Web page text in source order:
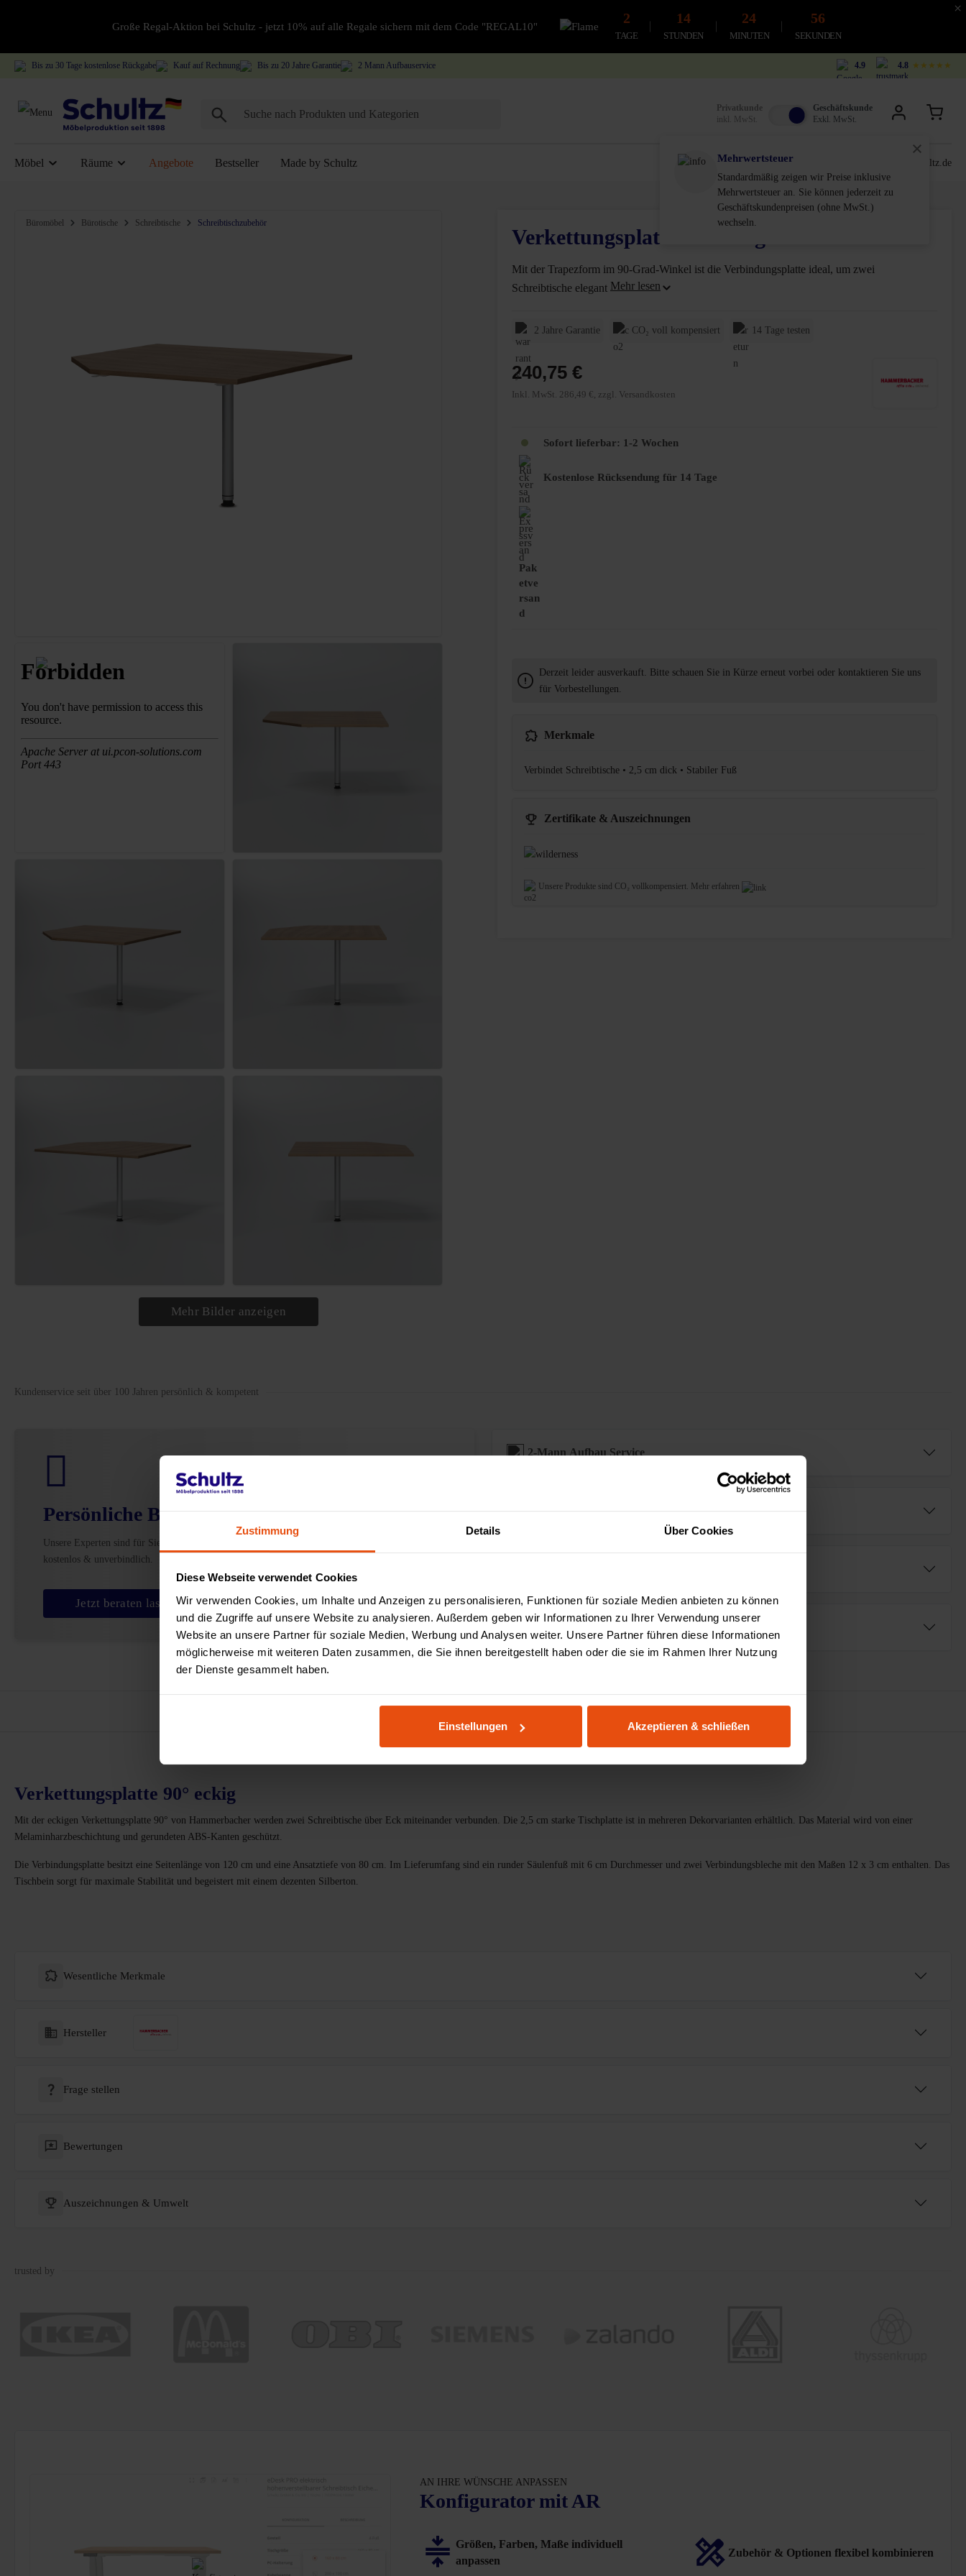
Zustimmung Details Über Cookies
Diese Webseite verwendet Cookies
Wir verwenden Cookies, um Inhalte und Anzeigen zu personalisieren, Funktionen für soziale Medien anbieten zu können
und die Zugriffe auf unsere Website zu analysieren. Außerdem geben wir Informationen zu Ihrer Verwendung unserer
Website an unsere Partner für soziale Medien, Werbung und Analysen weiter. Unsere Partner führen diese Informationen
möglicherweise mit weiteren Daten zusammen, die Sie ihnen bereitgestellt haben oder die sie im Rahmen Ihrer Nutzung
der Dienste gesammelt haben.
Einstellungen Akzeptieren & schließen
×
Große Regal-Aktion bei Schultz - jetzt 10% auf alle Regale sichern mit dem Code "REGAL10"
2
TAGE
14
STUNDEN
24
MINUTEN
55
SEKUNDEN
Bis zu 30 Tage kostenlose Rückgabe Kauf auf Rechnung Bis zu 20 Jahre Garantie 2 Mann Aufbauservice 4.9 4.8 ★★★★★
Privatkunde
inkl. MwSt.
Geschäftskunde
Exkl. MwSt.
Möbel Räume Angebote Bestseller Made by Schultz service@schultz.de
Bildergalerie überspringen
Büromöbel Bürotische Schreibtische Schreibtischzubehör
Mehr Bilder anzeigen
Verkettungsplatte 90° eckig
Mit der Trapezform im 90-Grad-Winkel ist die Verbindungsplatte ideal, um zwei
Schreibtische elegant
2 Jahre Garantie CO₂ voll kompensiert 14 Tage testen
240,75 €
Inkl. MwSt. 286,49 €, zzgl. Versandkosten
Sofort lieferbar: 1-2 Wochen
Kostenlose Rücksendung für 14 Tage
Pak
etve
rsan
d
Derzeit leider ausverkauft. Bitte schauen Sie in Kürze erneut vorbei oder kontaktieren Sie uns
für Vorbestellungen.
Merkmale
Verbindet Schreibtische • 2,5 cm dick • Stabiler Fuß
Zertifikate & Auszeichnungen
Unsere Produkte sind CO₂ vollkompensiert. Mehr erfahren
Kundenservice seit über 100 Jahren persönlich & kompetent
Persönliche Beratung
Unsere Experten sind für Sie da –
kostenlos & unverbindlich.
Jetzt beraten lassen
2-Mann Aufbau Service
Sonderanfertigungen
Verkettungsplatte 90° eckig
Mit der eckigen Verkettungsplatte 90° von Hammerbacher werden zwei Schreibtische über Eck miteinander verbunden. Die 2,5 cm starke Tischplatte ist in mehreren Dekorvarianten erhältlich. Das Material wird von einer
Melaminharzbeschichtung und gerundeten ABS-Kanten geschützt.
Die Verbindungsplatte besitzt eine Seitenlänge von 120 cm und eine Ansatztiefe von 80 cm. Im Lieferumfang sind ein runder Säulenfuß mit 6 cm Durchmesser und zwei Verbindungsbleche mit den Maßen 12 x 3 cm enthalten. Das
Tischbein sorgt für maximale Stabilität und begeistert mit einem dezenten Silberton.
Wesentliche Merkmale
Hersteller
Frage stellen
Bewertungen
Auszeichnungen & Umwelt
trusted by
AN IHRE WÜNSCHE ANPASSEN
Konfigurator mit AR
Größen, Farben, Maße individuell
anpassen
Zubehör & Optionen flexibel kombinieren
Mehrwertsteuer
Standardmäßig zeigen wir Preise inklusive
Mehrwertsteuer an. Sie können jederzeit zu
Geschäftskundenpreisen (ohne MwSt.)
wechseln.